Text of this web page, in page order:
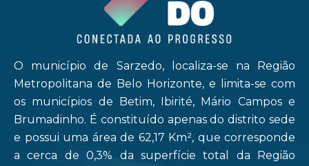
O município de Sarzedo, localiza-se na Região
Metropolitana de Belo Horizonte, e limita-se com
os municípios de Betim, Ibirité, Mário Campos e
Brumadinho. É constituído apenas do distrito sede
e possui uma área de 62,17 Km², que corresponde
a cerca de 0,3% da superfície total da Região